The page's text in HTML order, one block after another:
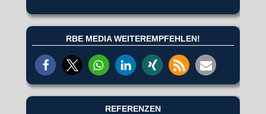
RBE MEDIA WEITEREMPFEHLEN!
REFERENZEN